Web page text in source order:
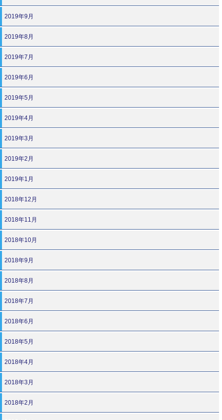
2019年9月
2019年8月
2019年7月
2019年6月
2019年5月
2019年4月
2019年3月
2019年2月
2019年1月
2018年12月
2018年11月
2018年10月
2018年9月
2018年8月
2018年7月
2018年6月
2018年5月
2018年4月
2018年3月
2018年2月